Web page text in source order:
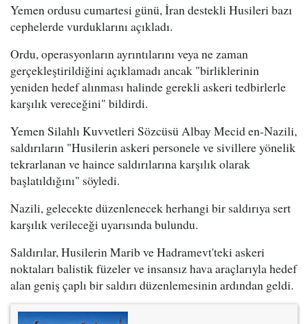
Yemen ordusu cumartesi günü, İran destekli Husileri bazı
cephelerde vurduklarını açıkladı.
Ordu, operasyonların ayrıntılarını veya ne zaman
gerçekleştirildiğini açıklamadı ancak "birliklerinin
yeniden hedef alınması halinde gerekli askeri tedbirlerle
karşılık vereceğini" bildirdi.
Yemen Silahlı Kuvvetleri Sözcüsü Albay Mecid en-Nazili,
saldırıların "Husilerin askeri personele ve sivillere yönelik
tekrarlanan ve haince saldırılarına karşılık olarak
başlatıldığını" söyledi.
Nazili, gelecekte düzenlenecek herhangi bir saldırıya sert
karşılık verileceği uyarısında bulundu.
Saldırılar, Husilerin Marib ve Hadramevt'teki askeri
noktaları balistik füzeler ve insansız hava araçlarıyla hedef
alan geniş çaplı bir saldırı düzenlemesinin ardından geldi.